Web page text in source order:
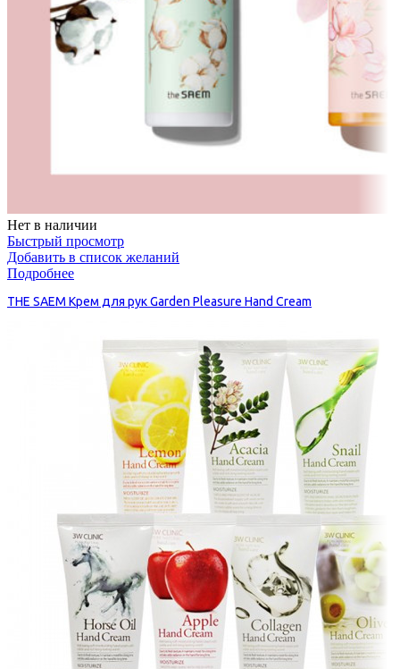
Нет в наличии
Быстрый просмотр
Добавить в список желаний
Подробнее
THE SAEM Крем для рук Garden Pleasure Hand Cream